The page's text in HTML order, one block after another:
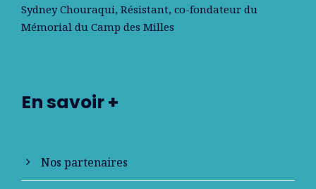
Sydney Chouraqui, Résistant, co-fondateur du
Mémorial du Camp des Milles
En savoir +
Nos partenaires